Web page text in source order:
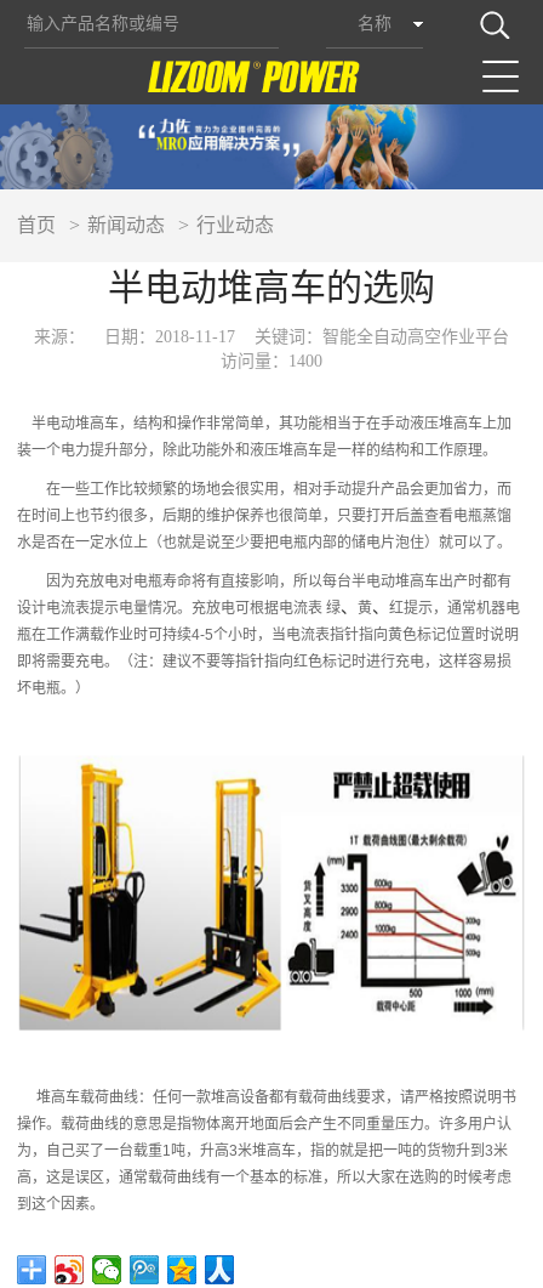
名称
首页 新闻动态 行业动态
半电动堆高车的选购
来源： 日期：2018-11-17
关键词：智能全自动高空作业平台
访问量：1400
半电动堆高车，结构和操作非常简单，其功能相当于在手动液压堆高车上加
装一个电力提升部分，除此功能外和液压堆高车是一样的结构和工作原理。
在一些工作比较频繁的场地会很实用，相对手动提升产品会更加省力，而
在时间上也节约很多，后期的维护保养也很简单，只要打开后盖查看电瓶蒸馏
水是否在一定水位上（也就是说至少要把电瓶内部的储电片泡住）就可以了。
因为充放电对电瓶寿命将有直接影响，所以每台半电动堆高车出产时都有
设计电流表提示电量情况。充放电可根据电流表 绿、黄、红提示，通常机器电
瓶在工作满载作业时可持续4-5个小时，当电流表指针指向黄色标记位置时说明
即将需要充电。（注：建议不要等指针指向红色标记时进行充电，这样容易损
坏电瓶。）
堆高车载荷曲线：任何一款堆高设备都有载荷曲线要求，请严格按照说明书
操作。载荷曲线的意思是指物体离开地面后会产生不同重量压力。许多用户认
为，自己买了一台载重1吨，升高3米堆高车，指的就是把一吨的货物升到3米
高，这是误区，通常载荷曲线有一个基本的标准，所以大家在选购的时候考虑
到这个因素。